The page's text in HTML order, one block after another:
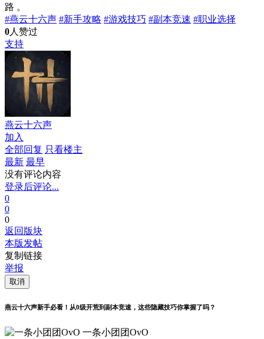
路 。
#燕云十六声 #新手攻略 #游戏技巧 #副本竞速 #职业选择
0人赞过
支持
燕云十六声
加入
全部回复 只看楼主
最新 最早
没有评论内容
登录后评论...
0
0
0
返回版块
本版发帖
复制链接
举报
取消
燕云十六声新手必看！从0级开荒到副本竞速，这些隐藏技巧你掌握了吗？
一条小团团OvO